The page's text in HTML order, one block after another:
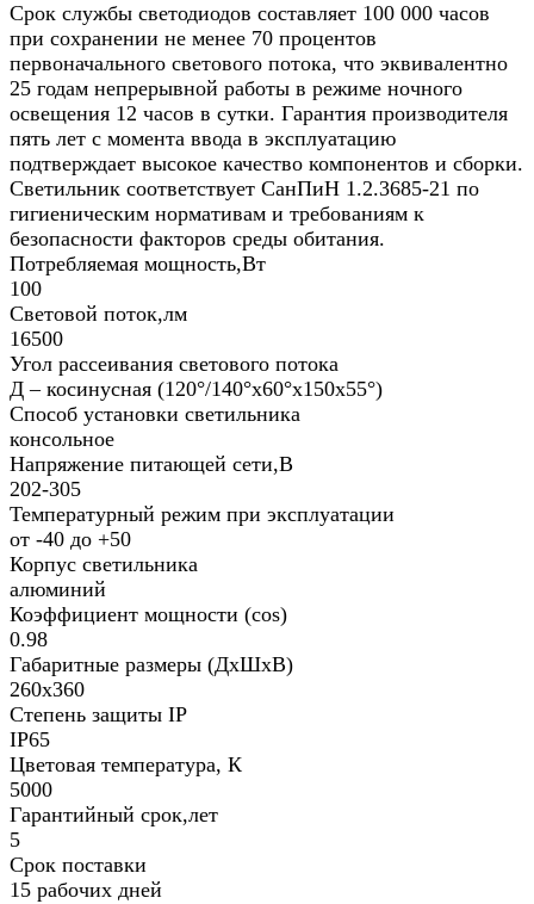
Срок службы светодиодов составляет 100 000 часов
при сохранении не менее 70 процентов
первоначального светового потока, что эквивалентно
25 годам непрерывной работы в режиме ночного
освещения 12 часов в сутки. Гарантия производителя
пять лет с момента ввода в эксплуатацию
подтверждает высокое качество компонентов и сборки.
Светильник соответствует СанПиН 1.2.3685-21 по
гигиеническим нормативам и требованиям к
безопасности факторов среды обитания.
Потребляемая мощность,Вт
100
Световой поток,лм
16500
Угол рассеивания светового потока
Д – косинусная (120°/140°х60°х150x55°)
Способ установки светильника
консольное
Напряжение питающей сети,В
202-305
Температурный режим при эксплуатации
от -40 до +50
Корпус светильника
алюминий
Коэффициент мощности (cos)
0.98
Габаритные размеры (ДхШхВ)
260x360
Степень защиты IP
IP65
Цветовая температура, К
5000
Гарантийный срок,лет
5
Срок поставки
15 рабочих дней